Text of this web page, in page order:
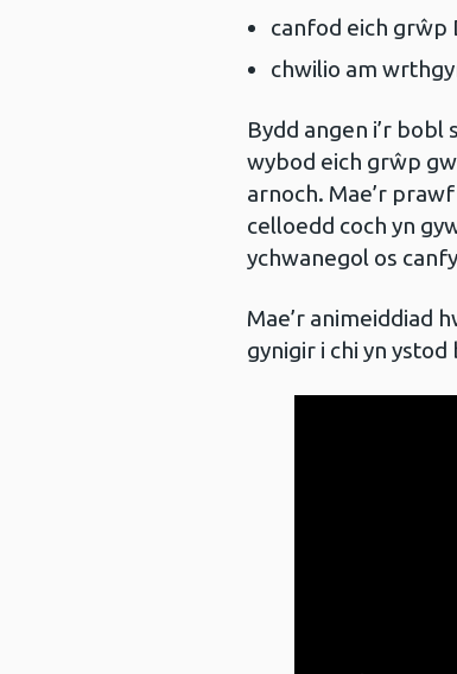
canfod eich grŵp
chwilio am
Bydd angen i’r bobl
wybod eich grŵp
arnoch. Mae’r
celloedd coch yn
ychwanegol os
Mae’r animeiddiad
gynigir i chi yn ystod